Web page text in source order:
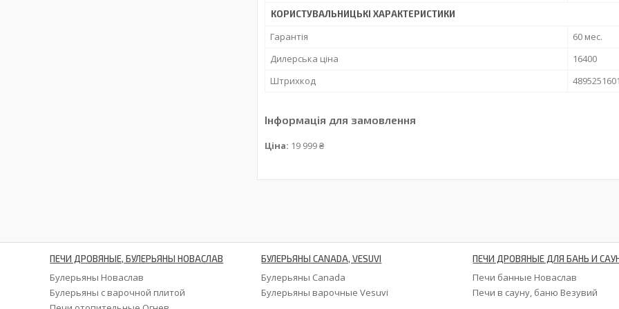
КОРИСТУВАЛЬНИЦЬКІ ХАРАКТЕРИСТИКИ
Гарантія
60 мес.
Дилерська ціна
16400
Штрихкод
Інформація для замовлення
Ціна: 19 999 ₴
ПЕЧИ ДРОВЯНЫЕ, БУЛЕРЬЯНЫ НОВАСЛАВ
Булерьяны Новаслав
Булерьяны с варочной плитой
БУЛЕРЬЯНЫ CANADA, VESUVI
Булерьяны Canada
Булерьяны варочные Vesuvi
ПЕЧИ ДРОВЯНЫЕ ДЛЯ БАНЬ И
Печи банные Новаслав
Печи в сауну, баню Везувий